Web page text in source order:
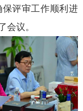
评审工作顺利进
会议。